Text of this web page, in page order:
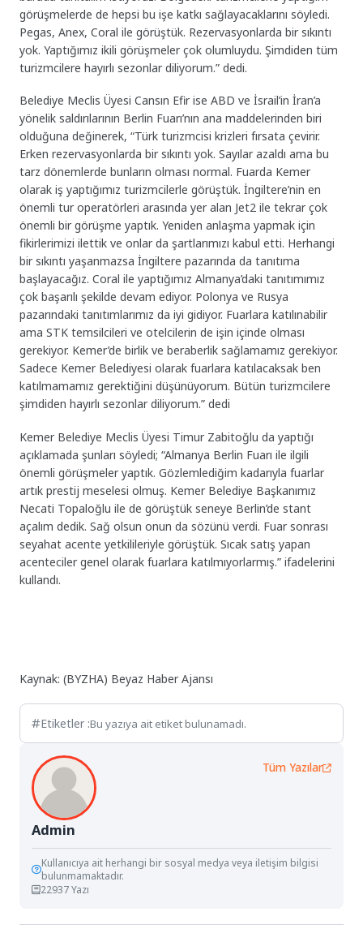
görüşmelerde de hepsi bu işe katkı sağlayacaklarını söyledi.
Pegas, Anex, Coral ile görüştük. Rezervasyonlarda bir sıkıntı
yok. Yaptığımız ikili görüşmeler çok olumluydu. Şimdiden tüm
turizmcilere hayırlı sezonlar diliyorum.” dedi.
Belediye Meclis Üyesi Cansın Efir ise ABD ve İsrail’in İran’a
yönelik saldırılarının Berlin Fuarı’nın ana maddelerinden biri
olduğuna değinerek, “Türk turizmcisi krizleri fırsata çevirir.
Erken rezervasyonlarda bir sıkıntı yok. Sayılar azaldı ama bu
tarz dönemlerde bunların olması normal. Fuarda Kemer
olarak iş yaptığımız turizmcilerle görüştük. İngiltere’nin en
önemli tur operatörleri arasında yer alan Jet2 ile tekrar çok
önemli bir görüşme yaptık. Yeniden anlaşma yapmak için
fikirlerimizi ilettik ve onlar da şartlarımızı kabul etti. Herhangi
bir sıkıntı yaşanmazsa İngiltere pazarında da tanıtıma
başlayacağız. Coral ile yaptığımız Almanya’daki tanıtımımız
çok başarılı şekilde devam ediyor. Polonya ve Rusya
pazarındaki tanıtımlarımız da iyi gidiyor. Fuarlara katılınabilir
ama STK temsilcileri ve otelcilerin de işin içinde olması
gerekiyor. Kemer’de birlik ve beraberlik sağlamamız gerekiyor.
Sadece Kemer Belediyesi olarak fuarlara katılacaksak ben
katılmamamız gerektiğini düşünüyorum. Bütün turizmcilere
şimdiden hayırlı sezonlar diliyorum.” dedi
Kemer Belediye Meclis Üyesi Timur Zabitoğlu da yaptığı
açıklamada şunları söyledi; “Almanya Berlin Fuarı ile ilgili
önemli görüşmeler yaptık. Gözlemlediğim kadarıyla fuarlar
artık prestij meselesi olmuş. Kemer Belediye Başkanımız
Necati Topaloğlu ile de görüştük seneye Berlin’de stant
açalım dedik. Sağ olsun onun da sözünü verdi. Fuar sonrası
seyahat acente yetkilileriyle görüştük. Sıcak satış yapan
acenteciler genel olarak fuarlara katılmıyorlarmış.” ifadelerini
kullandı.
Kaynak: (BYZHA) Beyaz Haber Ajansı
Etiketler :Bu yazıya ait etiket bulunamadı.
Admin
Tüm Yazılar
Kullanıcıya ait herhangi bir sosyal medya veya iletişim bilgisi
bulunmamaktadır.
22937 Yazı